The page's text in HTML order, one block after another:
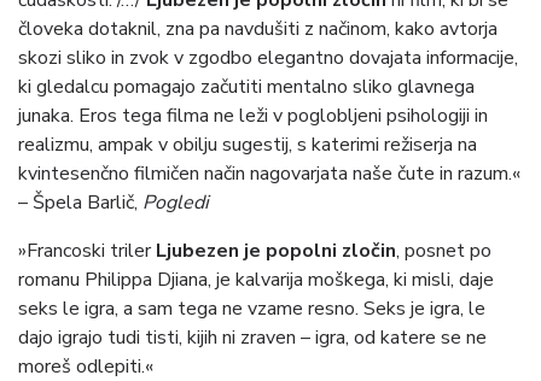
človeka dotaknil, zna pa navdušiti z načinom, kako avtorja
skozi sliko in zvok v zgodbo elegantno dovajata informacije,
ki gledalcu pomagajo začutiti mentalno sliko glavnega
junaka. Eros tega filma ne leži v poglobljeni psihologiji in
realizmu, ampak v obilju sugestij, s katerimi režiserja na
kvintesenčno filmičen način nagovarjata naše čute in razum.«
– Špela Barlič, Pogledi
»Francoski trilerLjubezen je popolni zločin, posnet po
romanu Philippa Djiana, je kalvarija moškega, ki misli, daje
seks le igra, a sam tega ne vzame resno. Seks je igra, le
dajo igrajo tudi tisti, kijih ni zraven – igra, od katere se ne
moreš odlepiti.«